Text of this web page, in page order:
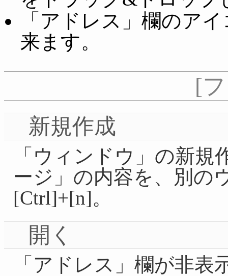
「アドレス」欄のア
来ます。
[
新規作成
「ウィンドウ」の新
ージ」の内容を、別の
[Ctrl]+[n]。
開く
「アドレス」欄が非表